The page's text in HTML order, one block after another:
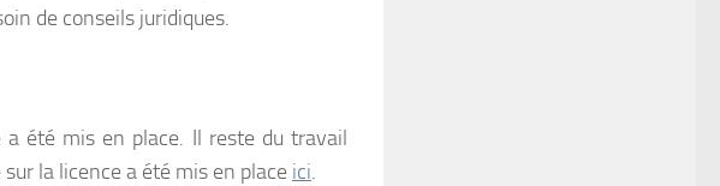
de conseils juridiques.
a été mis en place. Il reste du travail
la licence a été mis en place ici.